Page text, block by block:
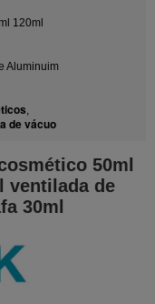
120ml
Aluminuim
,
de vácuo
50ml
ventilada de
30ml